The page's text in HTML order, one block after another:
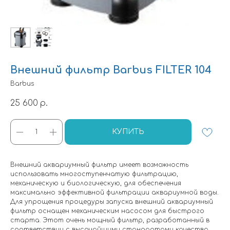
Внешний фильтр Barbus FILTER 104
Barbus
25 600 р.
КУПИТЬ
Внешний аквариумный фильтр имеет возможность
использовать многоступенчатую фильтрацию,
механическую и биологическую, для обеспечения
максимально эффективной фильтрации аквариумной воды.
Для упрощения процедуры запуска внешний аквариумный
фильтр оснащен механическим насосом для быстрого
старта. Этот очень мощный фильтр, разработанный в